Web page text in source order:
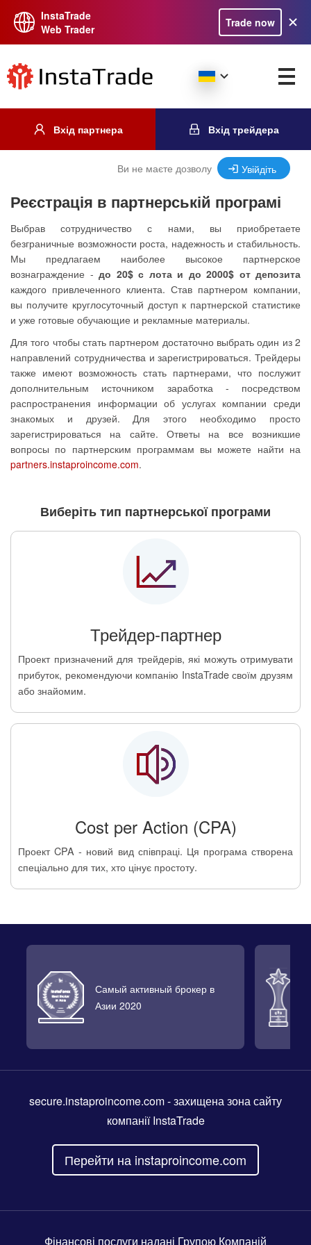
InstaTrade
Web Trader
Trade now
Вхід партнера Вхід трейдера
Ви не маєте дозволу Увійдіть
Реєстрація в партнерській програмі
Выбрав сотрудничество с нами, вы приобретаете
безграничные возможности роста, надежность и стабильность.
Мы предлагаем наиболее высокое партнерское
вознаграждение - до 20$ с лота и до 2000$ от депозита
каждого привлеченного клиента. Став партнером компании,
вы получите круглосуточный доступ к партнерской статистике
и уже готовые обучающие и рекламные материалы.
Для того чтобы стать партнером достаточно выбрать один из 2
направлений сотрудничества и зарегистрироваться. Трейдеры
также имеют возможность стать партнерами, что послужит
дополнительным источником заработка - посредством
распространения информации об услугах компании среди
знакомых и друзей. Для этого необходимо просто
зарегистрироваться на сайте. Ответы на все возникшие
вопросы по партнерским программам вы можете найти на
partners.instaproincome.com.
Виберіть тип партнерської програми
Трейдер-партнер
Проект призначений для трейдерів, які можуть отримувати
прибуток, рекомендуючи компанію InstaTrade своїм друзям
або знайомим.
Cost per Action (CPA)
Проект CPA - новий вид співпраці. Ця програма створена
спеціально для тих, хто цінує простоту.
Самый активный брокер в
Азии 2020
secure.instaproincome.com- захищена зона сайту
компанії InstaTrade
Перейти на instaproincome.com
Фінансові послуги надані Групою Компаній